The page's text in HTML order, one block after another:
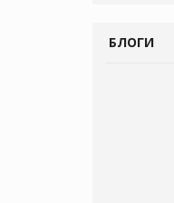
БЛОГИ